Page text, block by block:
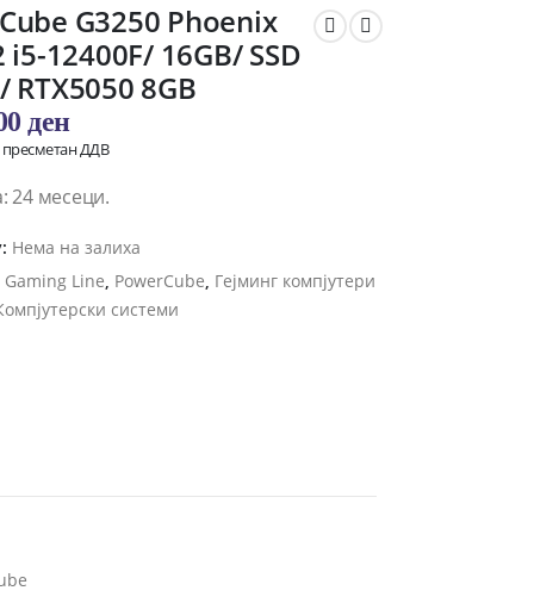
G3250 Phoenix
i5-12400F/ 16GB/ SSD
RTX5050 8GB
ден
пресметан ДДВ
24 месеци.
Нема на залиха
Gaming Line, PowerCube, Гејминг компјутери
системи